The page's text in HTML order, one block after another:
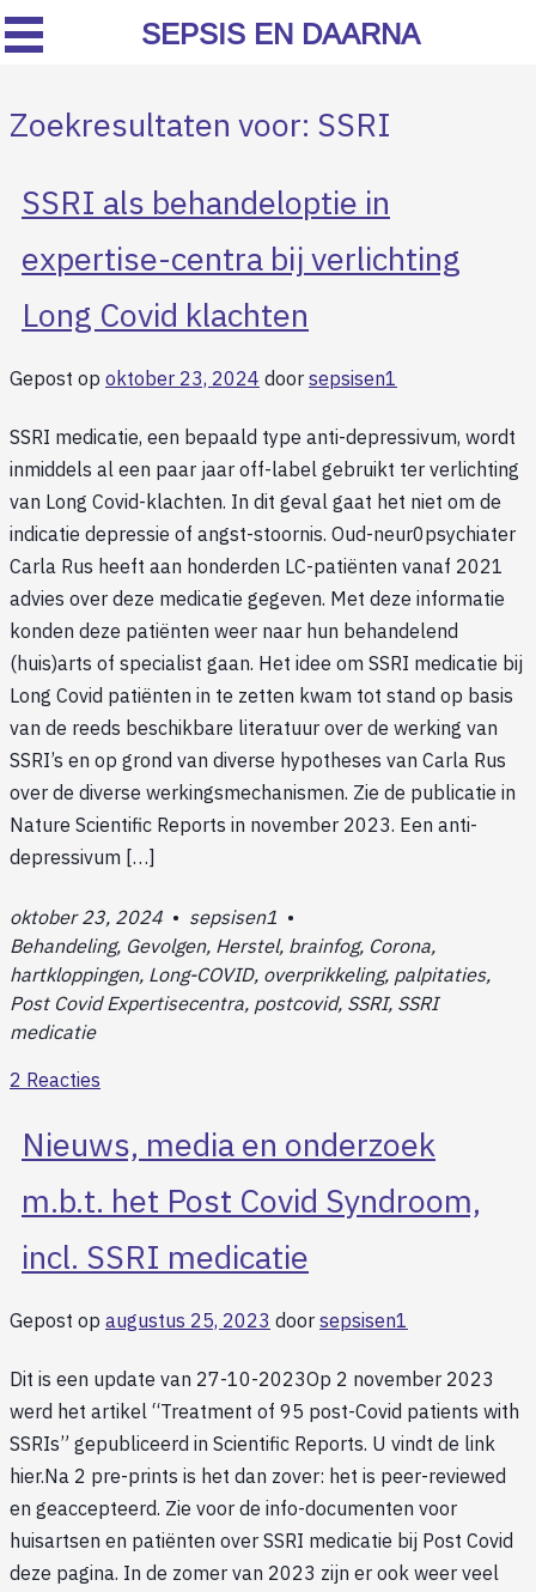
Zoekresultaten voor: SSRI
SSRI als behandeloptie in
expertise-centra bij verlichting
Long Covid klachten
Gepost op oktober 23, 2024 door sepsisen1
SSRI medicatie, een bepaald type anti-depressivum, wordt
inmiddels al een paar jaar off-label gebruikt ter verlichting
van Long Covid-klachten. In dit geval gaat het niet om de
indicatie depressie of angst-stoornis. Oud-neur0psychiater
Carla Rus heeft aan honderden LC-patiënten vanaf 2021
advies over deze medicatie gegeven. Met deze informatie
konden deze patiënten weer naar hun behandelend
(huis)arts of specialist gaan. Het idee om SSRI medicatie bij
Long Covid patiënten in te zetten kwam tot stand op basis
van de reeds beschikbare literatuur over de werking van
SSRI’s en op grond van diverse hypotheses van Carla Rus
over de diverse werkingsmechanismen. Zie de publicatie in
Nature Scientific Reports in november 2023. Een anti-
depressivum […]
oktober 23, 2024 • sepsisen1 •
Behandeling, Gevolgen, Herstel, brainfog, Corona,
hartkloppingen, Long-COVID, overprikkeling, palpitaties,
Post Covid Expertisecentra, postcovid, SSRI, SSRI
medicatie
2 Reacties
Nieuws, media en onderzoek
m.b.t. het Post Covid Syndroom,
incl. SSRI medicatie
Gepost op augustus 25, 2023 door sepsisen1
Dit is een update van 27-10-2023Op 2 november 2023
werd het artikel “Treatment of 95 post-Covid patients with
SSRIs” gepubliceerd in Scientific Reports. U vindt de link
hier.Na 2 pre-prints is het dan zover: het is peer-reviewed
en geaccepteerd. Zie voor de info-documenten voor
huisartsen en patiënten over SSRI medicatie bij Post Covid
deze pagina. In de zomer van 2023 zijn er ook weer veel
SEPSIS EN DAARNA